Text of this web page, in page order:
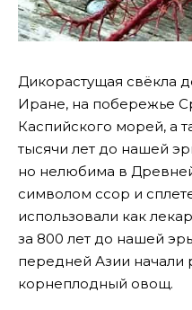
Дикорастущая свёкла
Иране, на побережье
Каспийского морей, а
тысячи лет до нашей
но нелюбима в
символом ссор и
использовали как
за 800 лет до нашей
передней Азии начали
корнеплодный овощ.